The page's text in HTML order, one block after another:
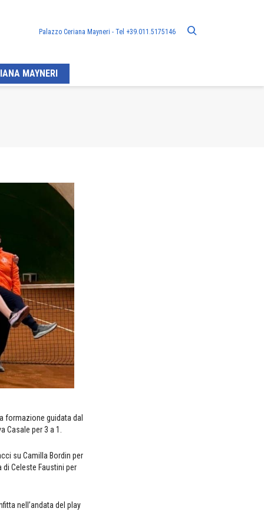
Palazzo Ceriana Mayneri - Tel +39.011.5175146
MAYNERI
formazione guidata dal
per 3 a 1.
su Camilla Bordin per
Celeste Faustini per
nell’andata del play